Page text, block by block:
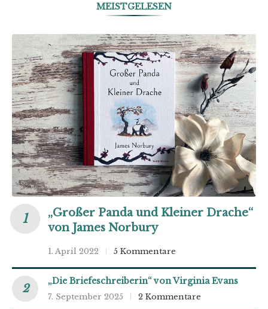
MEISTGELESEN
„Großer Panda und Kleiner Drache“
von James Norbury
1. April 2022 5 Kommentare
„Die Briefeschreiberin“ von Virginia Evans
7. September 2025 2 Kommentare